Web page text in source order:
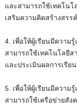
และสามารถใช้เทคโนโ
เสริมความคิดสร้างสรร
4. เพื่อให้ผู้เรียนมีความ
สามารถใช้เทคโนโลยีส
และประเมินผลการเรีย
5. เพื่อให้ผู้เรียนมีความ
สามารถใช้เครือข่ายสัง